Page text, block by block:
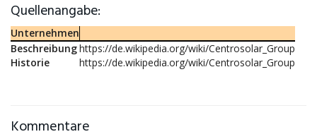
Quellenangabe:
Unternehmen
Beschreibunghttps://de.wikipedia.org/wiki/Centrosolar_Group
Historie
https://de.wikipedia.org/wiki/Centrosolar_Group
Kommentare